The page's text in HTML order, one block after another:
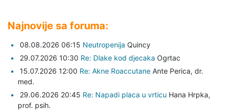
Najnovije sa foruma:
08.08.2026 06:15 Neutropenija Quincy
29.07.2026 10:30 Re: Dlake kod djecaka Ogrtac
15.07.2026 12:00 Re: Akne Roaccutane Ante Perica, dr.
med.
29.06.2026 20:45 Re: Napadi placa u vrticu Hana Hrpka,
prof. psih.